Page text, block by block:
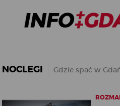
NOCLEGI Gdzie spać w